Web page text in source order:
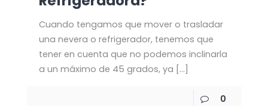
Cuando tengamos que mover o trasladar
una nevera o refrigerador, tenemos que
tener en cuenta que no podemos inclinarla
a un máximo de 45 grados, ya […]
0